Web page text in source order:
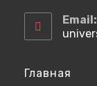
в
вашем
Email:
Главная